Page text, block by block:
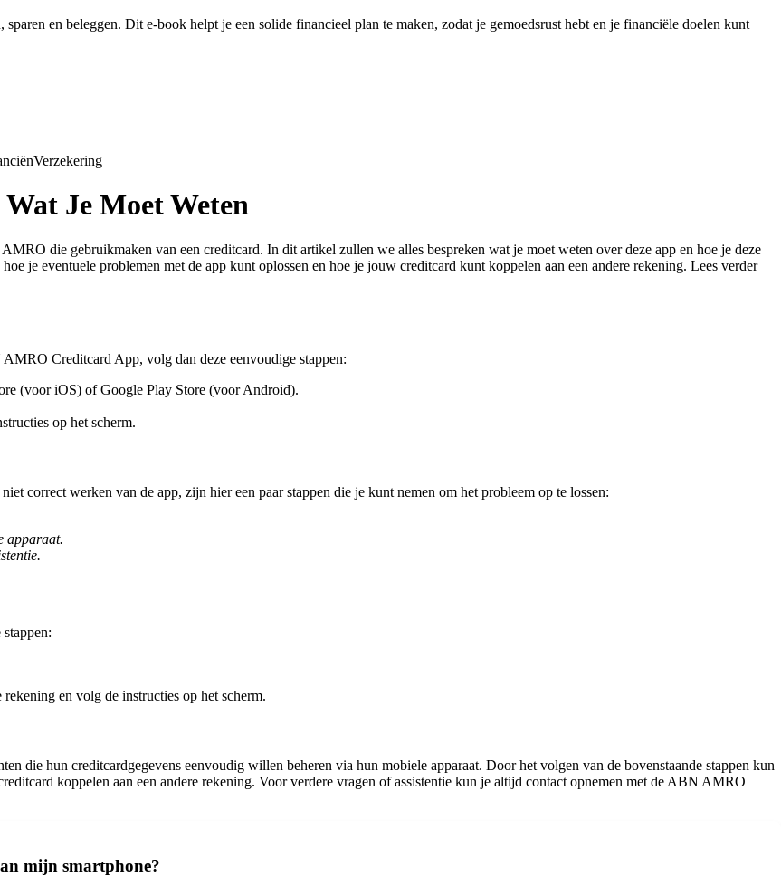
en beleggen. Dit e-book helpt je een solide financieel plan te maken, zodat je gemoedsrust hebt en je financiële doelen kunt
Verzekering
Je Moet Weten
die gebruikmaken van een creditcard. In dit artikel zullen we alles bespreken wat je moet weten over deze app en hoe je deze
je eventuele problemen met de app kunt oplossen en hoe je jouw creditcard kunt koppelen aan een andere rekening. Lees verder
Creditcard App, volg dan deze eenvoudige stappen:
(voor iOS) of Google Play Store (voor Android).
op het scherm.
correct werken van de app, zijn hier een paar stappen die je kunt nemen om het probleem op te lossen:
apparaat.
en volg de instructies op het scherm.
hun creditcardgegevens eenvoudig willen beheren via hun mobiele apparaat. Door het volgen van de bovenstaande stappen kun
koppelen aan een andere rekening. Voor verdere vragen of assistentie kun je altijd contact opnemen met de ABN AMRO
mijn smartphone?